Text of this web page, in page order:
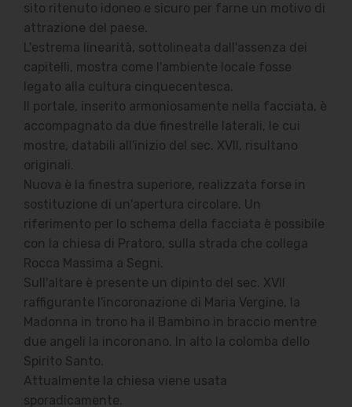
sito ritenuto idoneo e sicuro per farne un motivo di
attrazione del paese.
L'estrema linearità, sottolineata dall'assenza dei
capitelli, mostra come l'ambiente locale fosse
legato alla cultura cinquecentesca.
Il portale, inserito armoniosamente nella facciata, è
accompagnato da due finestrelle laterali, le cui
mostre, databili all'inizio del sec. XVII, risultano
originali.
Nuova è la finestra superiore, realizzata forse in
sostituzione di un'apertura circolare. Un
riferimento per lo schema della facciata è possibile
con la chiesa di Pratoro, sulla strada che collega
Rocca Massima a Segni.
Sull'altare è presente un dipinto del sec. XVII
raffigurante l'incoronazione di Maria Vergine, la
Madonna in trono ha il Bambino in braccio mentre
due angeli la incoronano. In alto la colomba dello
Spirito Santo.
Attualmente la chiesa viene usata
sporadicamente.